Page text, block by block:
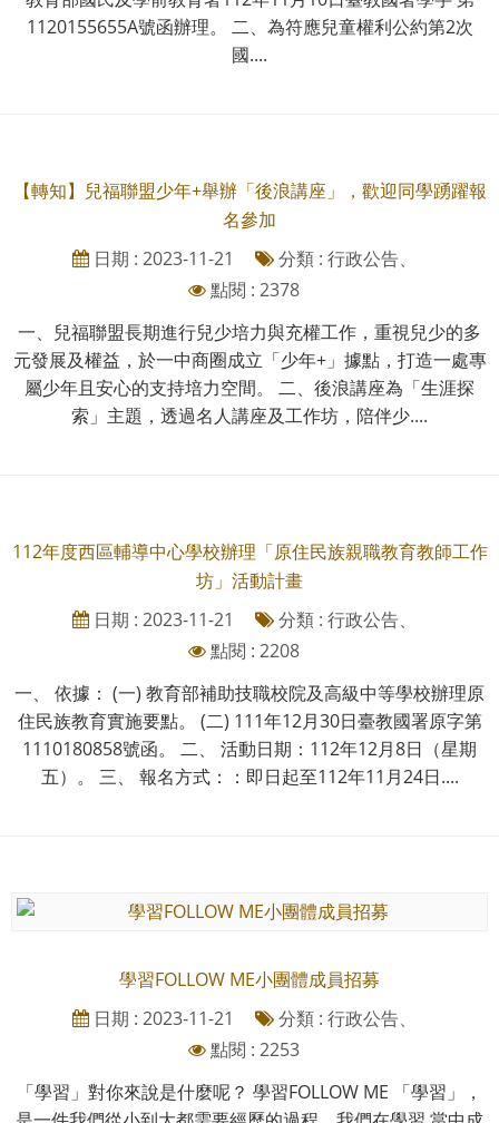
1120155655A號函辦理。 二、為符應兒童權利公約第2次
國....
【轉知】兒福聯盟少年+舉辦「後浪講座」，歡迎同學踴躍報
名參加
日期 : 2023-11-21
分類 : 行政公告、
點閱 : 2378
一、兒福聯盟長期進行兒少培力與充權工作，重視兒少的多
元發展及權益，於一中商圈成立「少年+」據點，打造一處專
屬少年且安心的支持培力空間。 二、後浪講座為「生涯探
索」主題，透過名人講座及工作坊，陪伴少....
112年度西區輔導中心學校辦理「原住民族親職教育教師工作
坊」活動計畫
日期 : 2023-11-21
分類 : 行政公告、
點閱 : 2208
一、 依據： (一) 教育部補助技職校院及高級中等學校辦理原
住民族教育實施要點。 (二) 111年12月30日臺教國署原字第
1110180858號函。 二、 活動日期：112年12月8日（星期
五）。 三、 報名方式：：即日起至112年11月24日....
學習FOLLOW ME小團體成員招募
日期 : 2023-11-21
分類 : 行政公告、
點閱 : 2253
「學習」對你來說是什麼呢？ 學習FOLLOW ME 「學習」，